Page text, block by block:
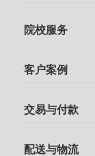
院校服务
客户案例
交易与付款
配送与物流